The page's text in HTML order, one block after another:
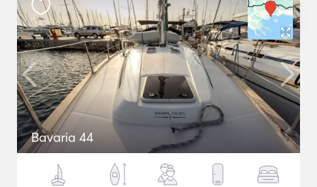
Bavaria 44